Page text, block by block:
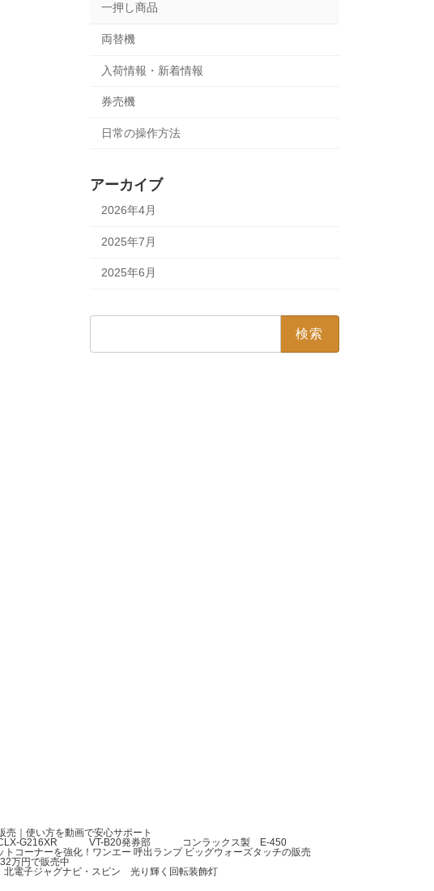
一押し商品
両替機
入荷情報・新着情報
券売機
日常の操作方法
アーカイブ
2026年4月
2025年7月
2025年6月
売｜使い方を動画で安心サポート
G216XR VT-B20発券部
コンラックス製 E-450
トコーナーを強化！ワンエー 呼出ランプ ビッグウォーズタッチの販売
万円で販売中
北電子ジャグナビ・スピン 光り輝く回転装飾灯